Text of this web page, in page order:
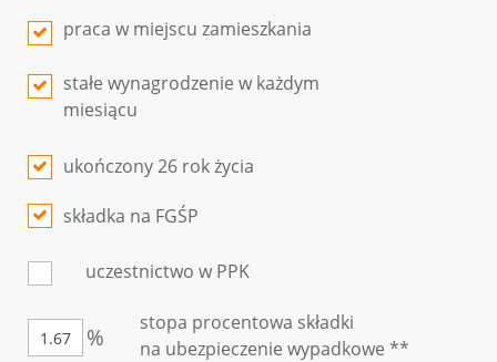
praca w miejscu zamieszkania
stałe wynagrodzenie w każdym
miesiącu
ukończony 26 rok życia
składka na FGŚP
uczestnictwo w PPK
%
stopa procentowa składki
na ubezpieczenie wypadkowe **